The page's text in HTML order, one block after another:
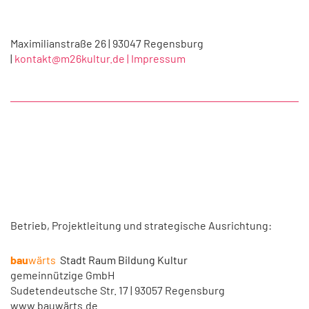
Maximilianstraße 26 | 93047 Regensburg
| kontakt@m26kultur.de | Impressum
Betrieb, Projektleitung und strategische Ausrichtung:
bauwärts Stadt Raum Bildung Kultur
gemeinnützige GmbH
Sudetendeutsche Str. 17 | 93057 Regensburg
www.bauwärts.de